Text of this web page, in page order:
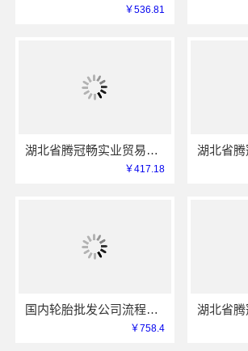
￥536.81
湖北省腾冠畅实业贸易有限公司：线下轮胎批发公司怎么做
￥417.18
国内轮胎批发公司流程详解，认准湖北省腾冠畅实业贸易有限公司
￥758.4